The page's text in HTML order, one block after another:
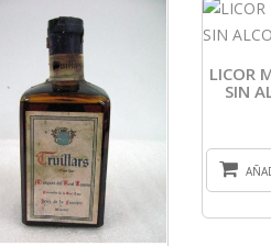
LICOR
SIN